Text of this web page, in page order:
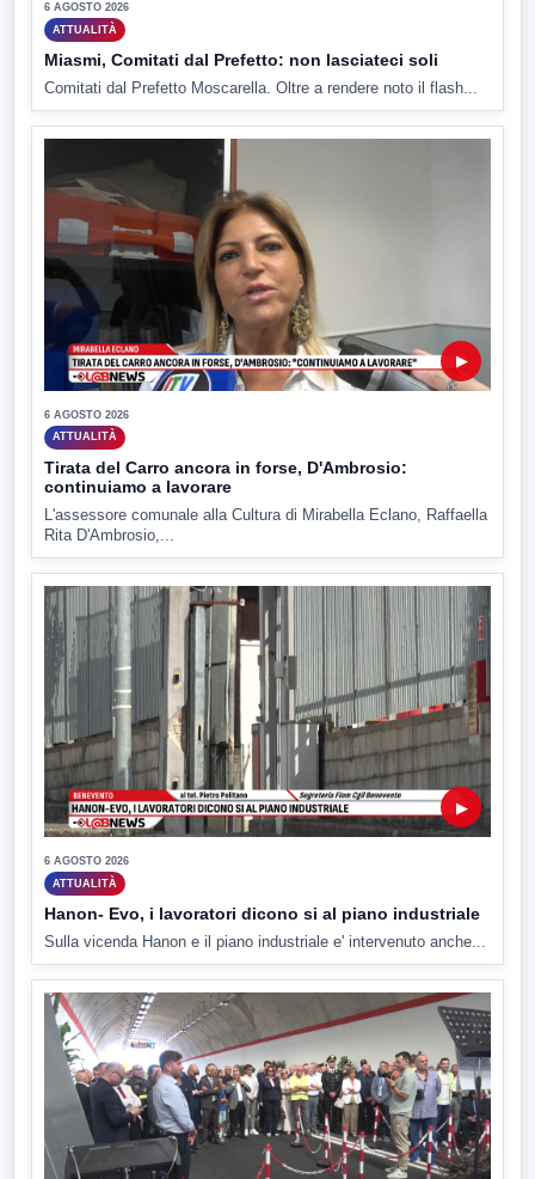
6 AGOSTO 2026
ATTUALITÀ
Miasmi, Comitati dal Prefetto: non lasciateci soli
Comitati dal Prefetto Moscarella. Oltre a rendere noto il flash...
▶
6 AGOSTO 2026
ATTUALITÀ
Tirata del Carro ancora in forse, D'Ambrosio:
continuiamo a lavorare
L'assessore comunale alla Cultura di Mirabella Eclano, Raffaella
Rita D'Ambrosio,...
▶
6 AGOSTO 2026
ATTUALITÀ
Hanon- Evo, i lavoratori dicono si al piano industriale
Sulla vicenda Hanon e il piano industriale e' intervenuto anche...